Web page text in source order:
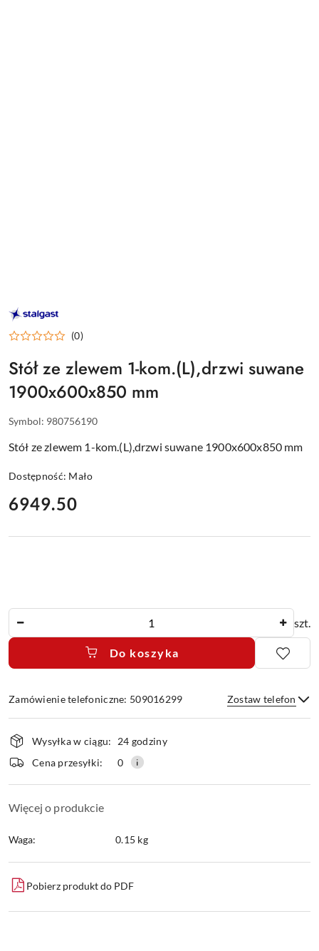
STALGAST
–
WYPOSAŻENIE
DLA
(0)
Stół ze zlewem 1-kom.(L),drzwi suwane
1900x600x850 mm
Symbol: 980756190
Stół ze zlewem 1-kom.(L),drzwi suwane 1900x600x850 mm
Dostępność: Mało
cena:
6949.50
szt.
Do koszyka
Zamówienie telefoniczne: 509016299 Zostaw telefon
Wyślij
Dostępność
i
dostawa
Wysyłka w ciągu:
24 godziny
Cena przesyłki:
0
Więcej o produkcie
Waga: 0.15 kg
Pobierz produkt do PDF